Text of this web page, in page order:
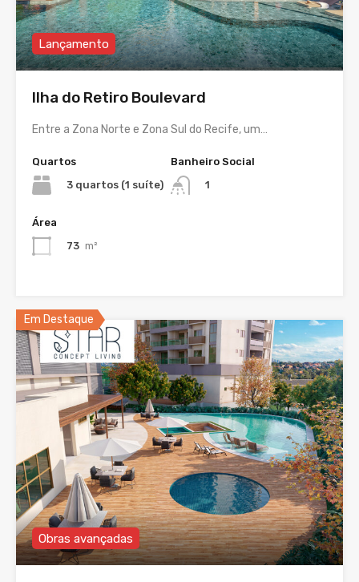
Lançamento
Ilha do Retiro Boulevard
Entre a Zona Norte e Zona Sul do Recife, um…
Quartos
3 quartos (1 suíte)
Banheiro Social
1
Área
73 m²
Em Destaque
Obras avançadas